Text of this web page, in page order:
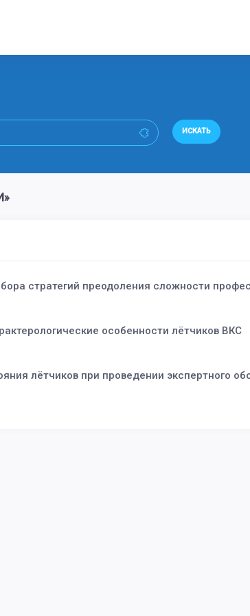
ИСКАТЬ
стратегий преодоления сложности
особенности лётчиков ВКС
лётчиков при проведении экспертного